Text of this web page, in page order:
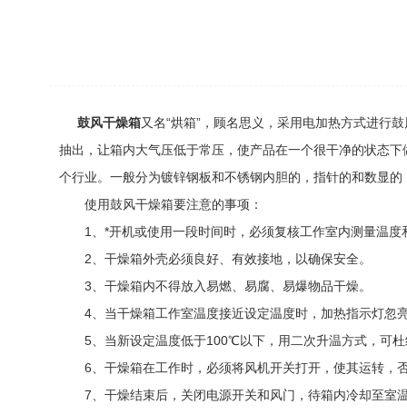
鼓风干燥箱又名“烘箱”，顾名思义，采用电加热方式进行
抽出，让箱内大气压低于常压，使产品在一个很干净的状态
个行业。一般分为镀锌钢板和不锈钢内胆的，指针的和数显
使用鼓风干燥箱要注意的事项：
1、*开机或使用一段时间时，必须复核工作室内测量温度
2、干燥箱外壳必须良好、有效接地，以确保安全。
3、干燥箱内不得放入易燃、易腐、易爆物品干燥。
4、当干燥箱工作室温度接近设定温度时，加热指示灯忽
5、当新设定温度低于100℃以下，用二次升温方式，可杜
6、干燥箱在工作时，必须将风机开关打开，使其运转，
7、干燥结束后，关闭电源开关和风门，待箱内冷却至室